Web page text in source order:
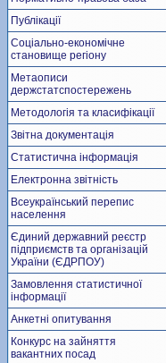
Публікації
Соціально-економічне
становище регіону
Метаописи
держстатспостережень
Методологія та класифікації
Звітна документація
Статистична інформація
Електронна звітність
Всеукраїнський перепис
населення
Єдиний державний реєстр
підприємств та організацій
України (ЄДРПОУ)
Замовлення статистичної
інформації
Анкетні опитування
Конкурс на зайняття
вакантних посад